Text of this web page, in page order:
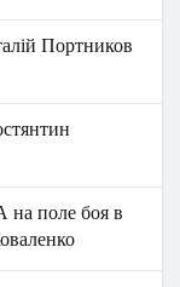
Портников
поле боя в